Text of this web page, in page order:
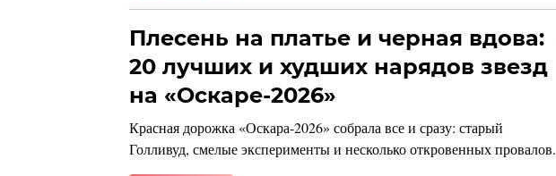
Плесень на платье и черная вдова:
20 лучших и худших нарядов звезд
на «Оскаре-2026»
Красная дорожка «Оскара-2026» собрала все и сразу: старый
Голливуд, смелые эксперименты и несколько откровенных провалов.